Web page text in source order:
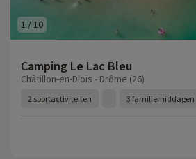
1 / 10
Camping Le Lac Bleu
Châtillon-en-Diois - Drôme (26)
2 sportactiviteiten 3 familiemiddagen